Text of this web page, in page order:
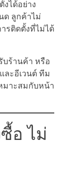
งได้อย่าง
ด ลูกค้าไม่
ารติดตั้งที่ไม่ได้
บร้านค้า หรือ
ะอีเวนต์ ทีม
มาะสมกับหน้า
อ ไม่